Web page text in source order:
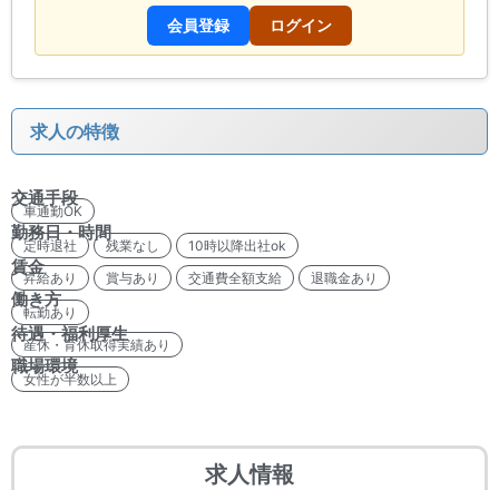
会員登録 ログイン
求人の特徴
交通手段
車通勤OK
勤務日・時間
定時退社 残業なし 10時以降出社ok
賃金
昇給あり 賞与あり 交通費全額支給 退職金あり
働き方
転勤あり
待遇・福利厚生
産休・育休取得実績あり
職場環境
女性が半数以上
求人情報